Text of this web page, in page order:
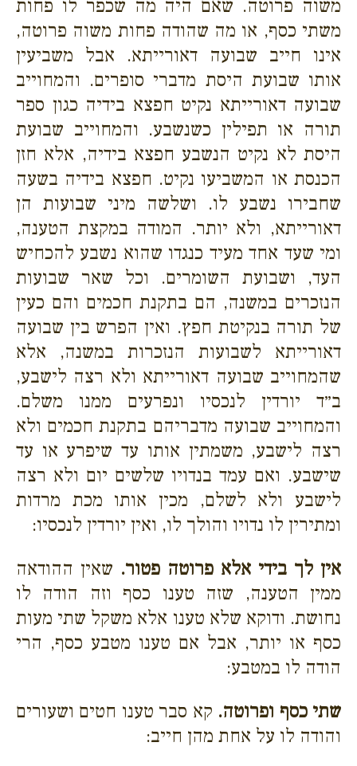
משוה פרוטה. שאם היה מה שכפר לו פחות
משתי כסף, או מה שהודה פחות משוה פרוטה,
אינו חייב שבועה דאורייתא. אבל משביעין
אותו שבועת היסת מדברי סופרים. והמחוייב
שבועה דאורייתא נקיט חפצא בידיה כגון ספר
תורה או תפילין כשנשבע. והמחוייב שבועת
היסת לא נקיט הנשבע חפצא בידיה, אלא חזן
הכנסת או המשביעו נקיט. חפצא בידיה בשעה
שחבירו נשבע לו. ושלשה מיני שבועות הן
דאורייתא, ולא יותר. המודה במקצת הטענה,
ומי שעד אחד מעיד כנגדו שהוא נשבע להכחיש
העד, ושבועת השומרים. וכל שאר שבועות
הנזכרים במשנה, הם בתקנת חכמים והם כעין
של תורה בנקיטת חפץ. ואין הפרש בין שבועה
דאורייתא לשבועות הנזכרות במשנה, אלא
שהמחוייב שבועה דאורייתא ולא רצה לישבע,
ב״ד יורדין לנכסיו ונפרעים ממנו משלם.
והמחוייב שבועה מדבריהם בתקנת חכמים ולא
רצה לישבע, משמתין אותו עד שיפרע או עד
שישבע. ואם עמד בנדויו שלשים יום ולא רצה
לישבע ולא לשלם, מכין אותו מכת מרדות
ומתירין לו נדויו והולך לו, ואין יורדין לנכסיו:
אין לך בידי אלא פרוטה פטור. שאין ההודאה
ממין הטענה, שזה טענו כסף וזה הודה לו
נחושת. ודוקא שלא טענו אלא משקל שתי מעות
כסף או יותר, אבל אם טענו מטבע כסף, הרי
הודה לו במטבע:
שתי כסף ופרוטה. קא סבר טענו חטים ושעורים
והודה לו על אחת מהן חייב: